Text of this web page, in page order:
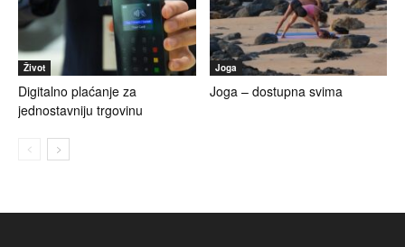
Život
Digitalno plaćanje za
jednostavniju trgovinu
Joga
Joga – dostupna svima